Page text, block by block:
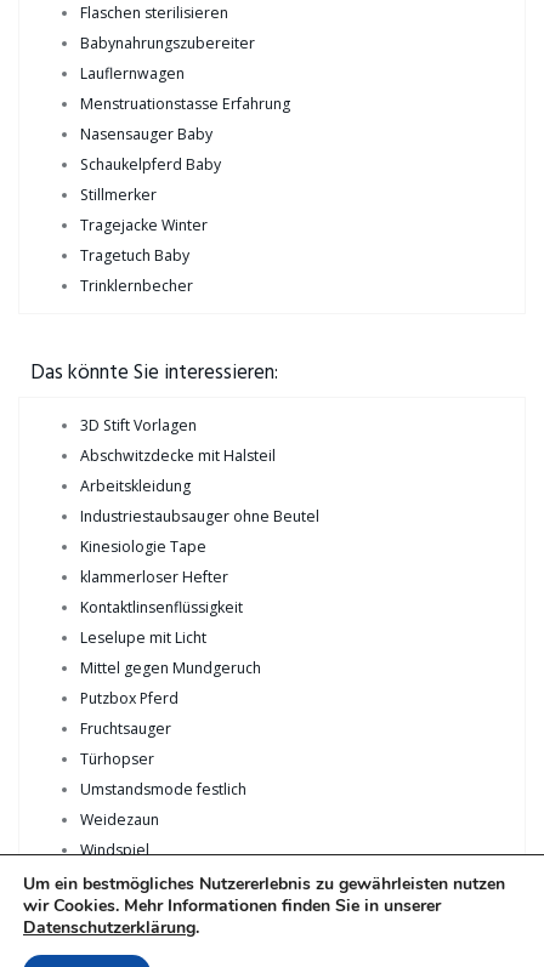
Flaschen sterilisieren
Babynahrungszubereiter
Lauflernwagen
Menstruationstasse Erfahrung
Nasensauger Baby
Schaukelpferd Baby
Stillmerker
Tragejacke Winter
Tragetuch Baby
Trinklernbecher
Das könnte Sie interessieren:
3D Stift Vorlagen
Abschwitzdecke mit Halsteil
Arbeitskleidung
Industriestaubsauger ohne Beutel
Kinesiologie Tape
klammerloser Hefter
Kontaktlinsenflüssigkeit
Leselupe mit Licht
Mittel gegen Mundgeruch
Putzbox Pferd
Fruchtsauger
Türhopser
Umstandsmode festlich
Weidezaun
Windspiel
Copyright © 2018 by Ruppi-Media.de
Um ein bestmögliches Nutzererlebnis zu gewährleisten nutzen
wir Cookies. Mehr Informationen finden Sie in unserer
Datenschutzerklärung.